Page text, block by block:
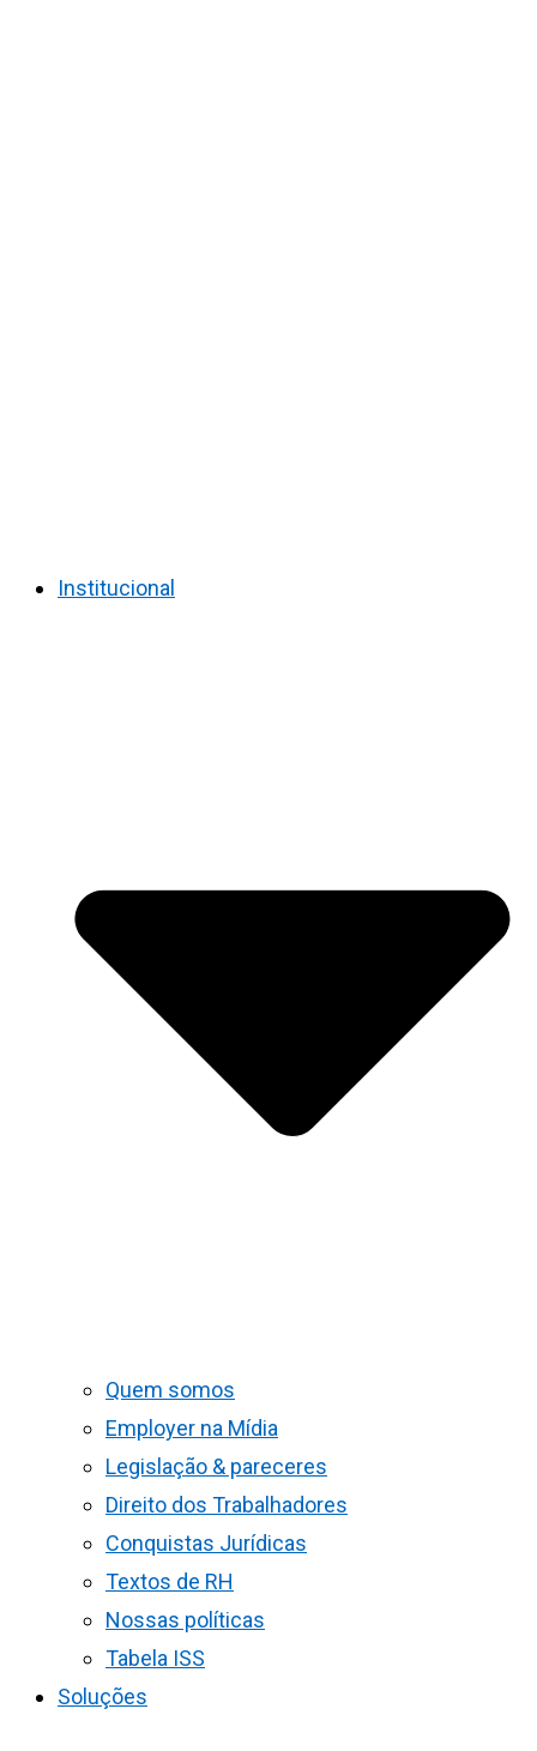
Institucional
Quem somos
Employer na Mídia
Legislação & pareceres
Direito dos Trabalhadores
Conquistas Jurídicas
Textos de RH
Nossas políticas
Tabela ISS
Soluções